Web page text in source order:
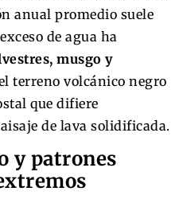
anual promedio suele
de agua ha
musgo y
terreno volcánico negro
que difiere
de lava solidificada.
y patrones